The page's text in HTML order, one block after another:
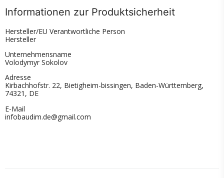
Informationen zur Produktsicherheit
Hersteller/EU Verantwortliche Person
Hersteller
Unternehmensname
Volodymyr Sokolov
Adresse
Kirbachhofstr. 22, Bietigheim-bissingen, Baden-Württemberg,
74321, DE
E-Mail
infobaudim.de@gmail.com